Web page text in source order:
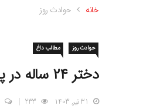
خانه حوادث روز
حوادث روز مطالب داغ
دختر ۲۴ ساله در پخش زنده آن‌ قدر خورد تا مرد!
31 تیر, 1403